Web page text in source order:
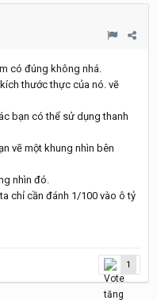
có đúng không nhá.
thước thực của nó. vẽ
bạn có thể sử dụng thanh
vẽ một khung nhìn bên
nhìn đó.
chỉ cần đánh 1/100 vào ô tỷ
1